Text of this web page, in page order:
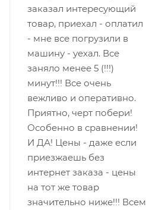
заказал интересующий
товар, приехал - оплатил
- мне все погрузили в
машину - уехал. Все
заняло менее 5 (!!!)
минут!!! Все очень
вежливо и оперативно.
Приятно, черт побери!
Особенно в сравнении!
И ДА! Цены - даже если
приезжаешь без
интернет заказа - цены
на тот же товар
значительно ниже!!! Всем